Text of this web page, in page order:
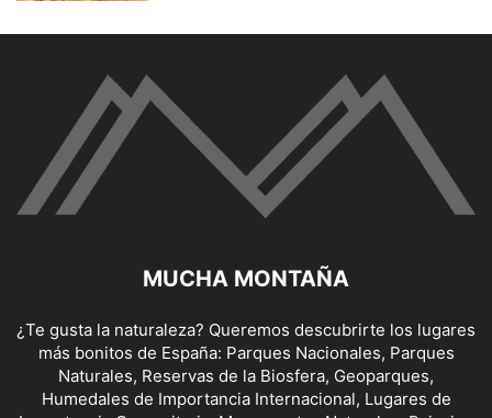
MUCHA MONTAÑA
¿Te gusta la naturaleza? Queremos descubrirte los lugares
más bonitos de España: Parques Nacionales, Parques
Naturales, Reservas de la Biosfera, Geoparques,
Humedales de Importancia Internacional, Lugares de